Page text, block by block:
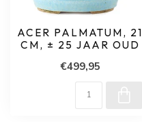
ACER PALMATUM, 21
CM, ± 25 JAAR OUD
€499,95